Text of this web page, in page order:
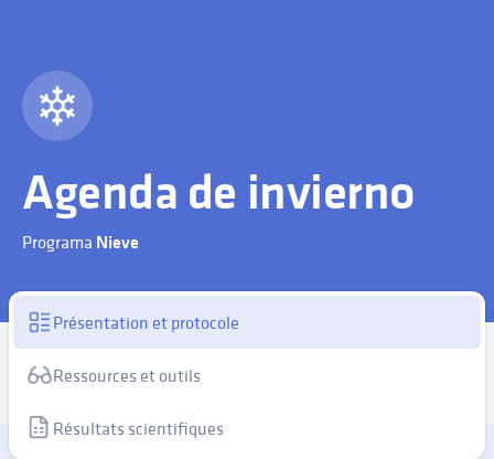
Agenda de invierno
Programa Nieve
Présentation et protocole
Ressources et outils
Résultats scientifiques